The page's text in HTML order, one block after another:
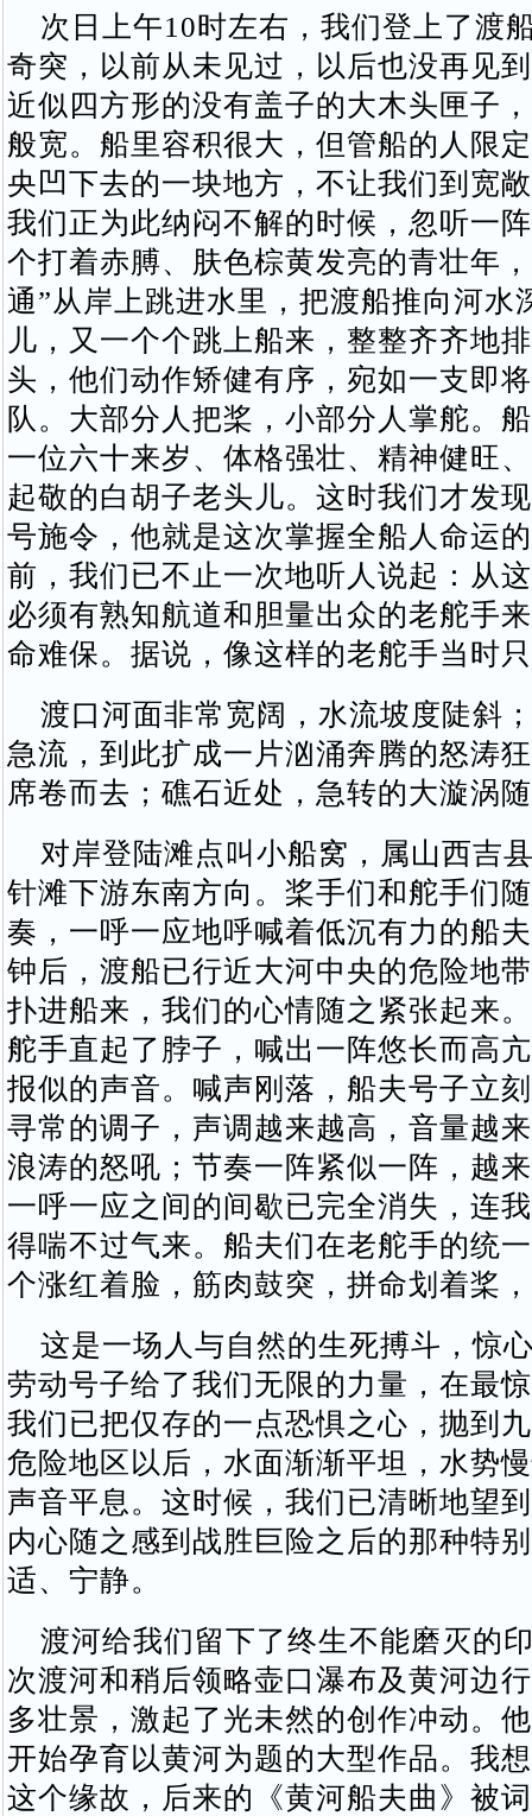
次日上午10时左右，我们登上了渡
奇突，以前从未见过，以后也没再见
近似四方形的没有盖子的大木头匣子
般宽。船里容积很大，但管船的人限
央凹下去的一块地方，不让我们到宽
我们正为此纳闷不解的时候，忽听一
个打着赤膊、肤色棕黄发亮的青壮年
通”从岸上跳进水里，把渡船推向河水
儿，又一个个跳上船来，整整齐齐地
头，他们动作矫健有序，宛如一支即
队。大部分人把桨，小部分人掌舵。
一位六十来岁、体格强壮、精神健旺
起敬的白胡子老头儿。这时我们才发
号施令，他就是这次掌握全船人命运
前，我们已不止一次地听人说起：从
必须有熟知航道和胆量出众的老舵手
命难保。据说，像这样的老舵手当时
渡口河面非常宽阔，水流坡度陡斜
急流，到此扩成一片汹涌奔腾的怒涛
席卷而去；礁石近处，急转的大漩涡
对岸登陆滩点叫小船窝，属山西吉
针滩下游东南方向。桨手们和舵手们
奏，一呼一应地呼喊着低沉有力的船
钟后，渡船已行近大河中央的危险地
扑进船来，我们的心情随之紧张起来
舵手直起了脖子，喊出一阵悠长而高
报似的声音。喊声刚落，船夫号子立
寻常的调子，声调越来越高，音量越
浪涛的怒吼；节奏一阵紧似一阵，越
一呼一应之间的间歇已完全消失，连
得喘不过气来。船夫们在老舵手的统
个涨红着脸，筋肉鼓突，拼命划着桨
这是一场人与自然的生死搏斗，惊
劳动号子给了我们无限的力量，在最
我们已把仅存的一点恐惧之心，抛到
危险地区以后，水面渐渐平坦，水势
声音平息。这时候，我们已清晰地望
内心随之感到战胜巨险之后的那种特
适、宁静。
渡河给我们留下了终生不能磨灭的
次渡河和稍后领略壶口瀑布及黄河边
多壮景，激起了光未然的创作冲动。
开始孕育以黄河为题的大型作品。我
这个缘故，后来的《黄河船夫曲》被